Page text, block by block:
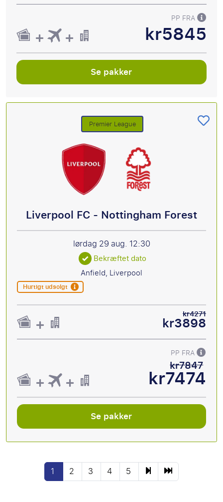
PP FRA
kr5845
Se pakker
Premier League
Liverpool FC - Nottingham Forest
lørdag 29 aug. 12:30
Bekræftet dato
Anfield, Liverpool
Hurtigt udsolgt
kr4271
kr3898
PP FRA
kr7847
kr7474
Se pakker
1 2 3 4 5